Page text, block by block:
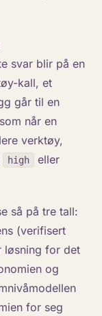
svar blir på en
kall, et
går til en
når en
verktøy,
high eller
så på tre tall:
(verifisert
løsning for det
og
for seg